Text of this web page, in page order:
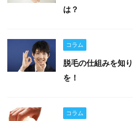
は？
コラム
脱毛の仕組みを知
を！
コラム